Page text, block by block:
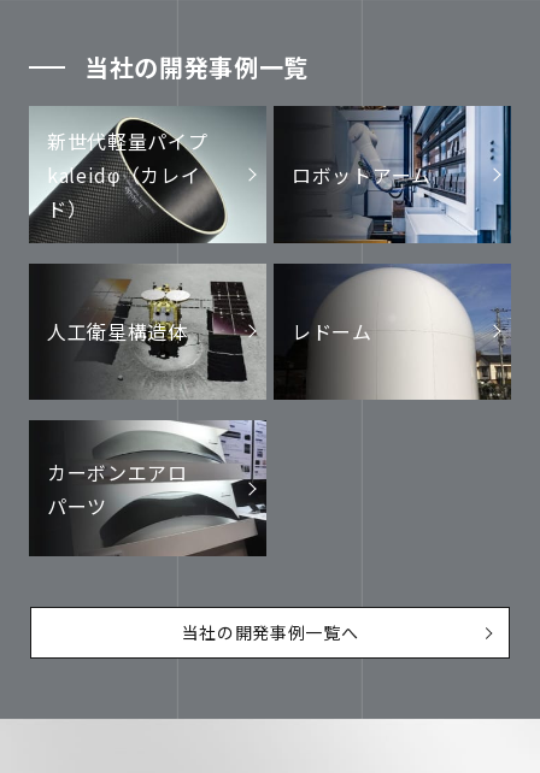
当社の開発事例一覧
新世代軽量パイプ
kaleidφ（カレイ
ド）
ロボットアーム
人工衛星構造体 レドーム
カーボンエアロ
パーツ
当社の開発事例一覧へ